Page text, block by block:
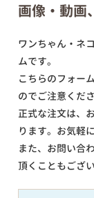
画像・動画
ワンちゃん・ネ
ムです。
こちらのフォー
のでご注意くださ
正式な注文は、
ります。お気軽
また、お問い合
頂くこともござ